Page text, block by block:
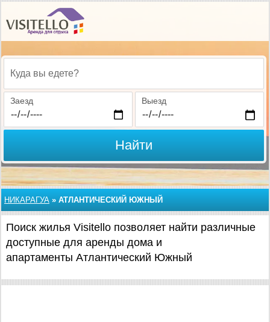
Куда вы едете?
Заезд Выезд
Найти
НИКАРАГУА » АТЛАНТИЧЕСКИЙ ЮЖНЫЙ
Поиск жилья Visitello позволяет найти различные
доступные для аренды дома и
апартаменты Атлантический Южный